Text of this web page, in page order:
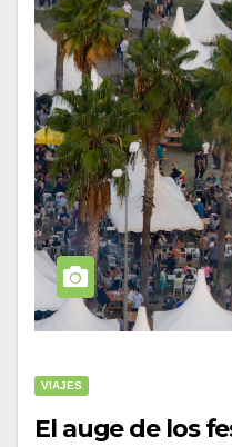
VIAJES
El auge de los